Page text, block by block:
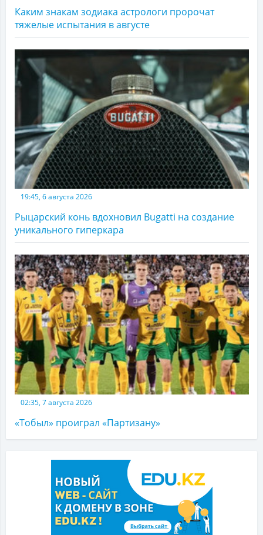
Каким знакам зодиака астрологи пророчат
тяжелые испытания в августе
19:45, 6 августа 2026
Рыцарский конь вдохновил Bugatti на создание
уникального гиперкара
02:35, 7 августа 2026
«Тобыл» проиграл «Партизану»